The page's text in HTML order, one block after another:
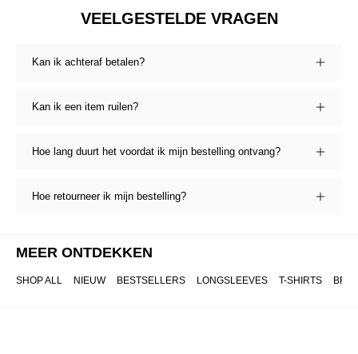
VEELGESTELDE VRAGEN
Kan ik achteraf betalen?
Kan ik een item ruilen?
Hoe lang duurt het voordat ik mijn bestelling ontvang?
Hoe retourneer ik mijn bestelling?
MEER ONTDEKKEN
SHOP ALL NIEUW BESTSELLERS LONGSLEEVES T-SHIRTS